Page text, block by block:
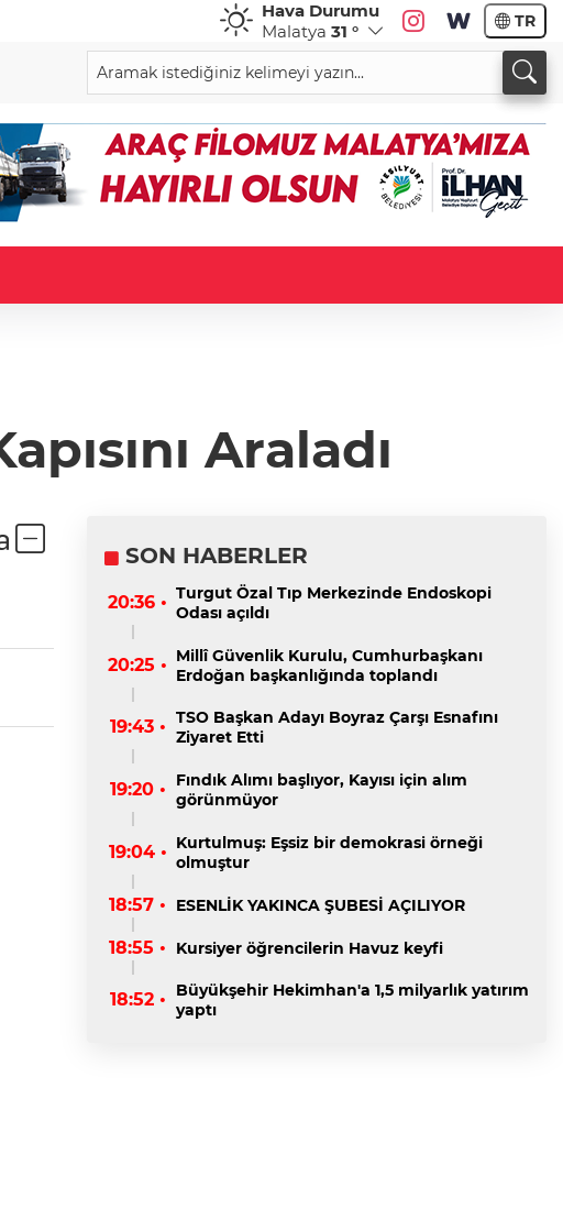
Hava Durumu
Malatya 31 ° TR
Araladı
SON HABERLER
20:36 • Turgut Özal Tıp Merkezinde Endoskopi
Odası açıldı
20:25 • Millî Güvenlik Kurulu, Cumhurbaşkanı
Erdoğan başkanlığında toplandı
19:43 • TSO Başkan Adayı Boyraz Çarşı Esnafını
Ziyaret Etti
19:20 •
Fındık Alımı başlıyor, Kayısı için alım
görünmüyor
19:04 • Kurtulmuş: Eşsiz bir demokrasi örneği
olmuştur
18:57 • ESENLİK YAKINCA ŞUBESİ AÇILIYOR
18:55 • Kursiyer öğrencilerin Havuz keyfi
18:52 •
Büyükşehir Hekimhan'a 1,5 milyarlık yatırım
yaptı